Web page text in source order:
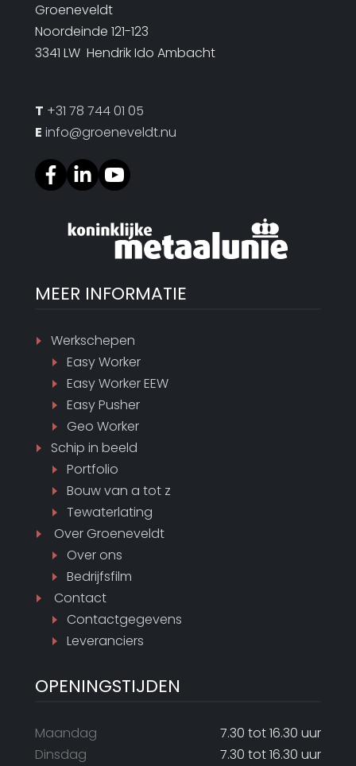
Groeneveldt
Noordeinde 121-123
3341 LW Hendrik Ido Ambacht
T +31 78 744 01 05
E info@groeneveldt.nu
MEER INFORMATIE
Werkschepen
Easy Worker
Easy Worker EEW
Easy Pusher
Geo Worker
Schip in beeld
Portfolio
Bouw van a tot z
Tewaterlating
Over Groeneveldt
Over ons
Bedrijfsfilm
Contact
Contactgegevens
Leveranciers
OPENINGSTIJDEN
Maandag
Dinsdag
7.30 tot 16.30 uur
7.30 tot 16.30 uur